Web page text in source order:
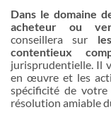
Dans le domaine
acheteur ou
conseillera sur
contentieux
jurisprudentielle. Il
en œuvre et les
spécificité de
résolution amiable